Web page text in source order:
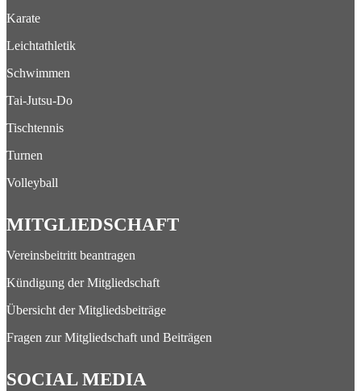
Karate
Leichtathletik
Schwimmen
Tai-Jutsu-Do
Tischtennis
Turnen
Volleyball
MITGLIEDSCHAFT
Vereinsbeitritt beantragen
Kündigung der Mitgliedschaft
Übersicht der Mitgliedsbeiträge
Fragen zur Mitgliedschaft und Beiträgen
SOCIAL MEDIA